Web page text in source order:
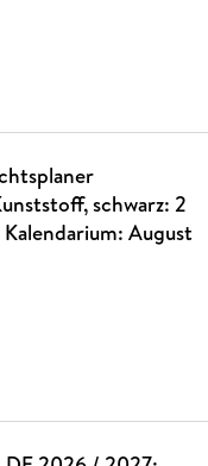
schwarz: 2
August